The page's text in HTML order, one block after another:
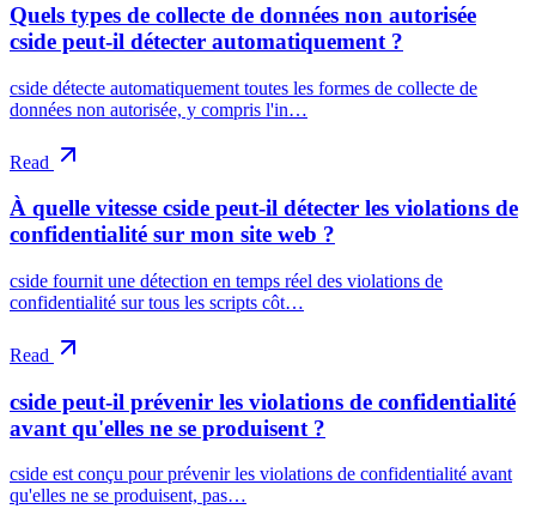
Quels types de collecte de données non autorisée
cside peut-il détecter automatiquement ?
cside détecte automatiquement toutes les formes de collecte de
données non autorisée, y compris l'in…
Read
À quelle vitesse cside peut-il détecter les violations de
confidentialité sur mon site web ?
cside fournit une détection en temps réel des violations de
confidentialité sur tous les scripts côt…
Read
cside peut-il prévenir les violations de confidentialité
avant qu'elles ne se produisent ?
cside est conçu pour prévenir les violations de confidentialité avant
qu'elles ne se produisent, pas…